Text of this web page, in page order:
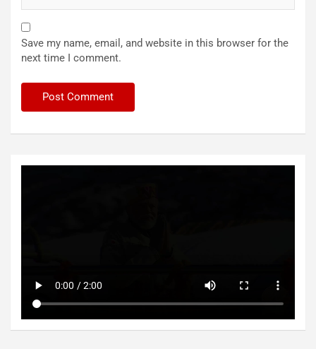
Save my name, email, and website in this browser for the
next time I comment.